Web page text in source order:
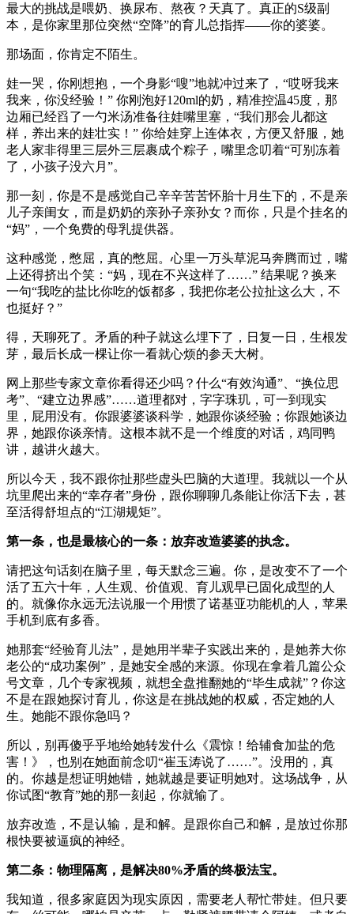
最大的挑战是喂奶、换尿布、熬夜？天真了。真正的S级副
本，是你家里那位突然“空降”的育儿总指挥——你的婆婆。
那场面，你肯定不陌生。
娃一哭，你刚想抱，一个身影“嗖”地就冲过来了，“哎呀我来
我来，你没经验！” 你刚泡好120ml的奶，精准控温45度，那
边厢已经舀了一勺米汤准备往娃嘴里塞，“我们那会儿都这
样，养出来的娃壮实！” 你给娃穿上连体衣，方便又舒服，她
老人家非得里三层外三层裹成个粽子，嘴里念叨着“可别冻着
了，小孩子没六月”。
那一刻，你是不是感觉自己辛辛苦苦怀胎十月生下的，不是亲
儿子亲闺女，而是奶奶的亲孙子亲孙女？而你，只是个挂名的
“妈”，一个免费的母乳提供器。
这种感觉，憋屈，真的憋屈。心里一万头草泥马奔腾而过，嘴
上还得挤出个笑：“妈，现在不兴这样了……” 结果呢？换来
一句“我吃的盐比你吃的饭都多，我把你老公拉扯这么大，不
也挺好？”
得，天聊死了。矛盾的种子就这么埋下了，日复一日，生根发
芽，最后长成一棵让你一看就心烦的参天大树。
网上那些专家文章你看得还少吗？什么“有效沟通”、“换位思
考”、“建立边界感”……道理都对，字字珠玑，可一到现实
里，屁用没有。你跟婆婆谈科学，她跟你谈经验；你跟她谈边
界，她跟你谈亲情。这根本就不是一个维度的对话，鸡同鸭
讲，越讲火越大。
所以今天，我不跟你扯那些虚头巴脑的大道理。我就以一个从
坑里爬出来的“幸存者”身份，跟你聊聊几条能让你活下去，甚
至活得舒坦点的“江湖规矩”。
第一条，也是最核心的一条：放弃改造婆婆的执念。
请把这句话刻在脑子里，每天默念三遍。你，是改变不了一个
活了五六十年，人生观、价值观、育儿观早已固化成型的人
的。就像你永远无法说服一个用惯了诺基亚功能机的人，苹果
手机到底有多香。
她那套“经验育儿法”，是她用半辈子实践出来的，是她养大你
老公的“成功案例”，是她安全感的来源。你现在拿着几篇公众
号文章，几个专家视频，就想全盘推翻她的“毕生成就”？你这
不是在跟她探讨育儿，你这是在挑战她的权威，否定她的人
生。她能不跟你急吗？
所以，别再傻乎乎地给她转发什么《震惊！给辅食加盐的危
害！》，也别在她面前念叨“崔玉涛说了……”。没用的，真
的。你越是想证明她错，她就越是要证明她对。这场战争，从
你试图“教育”她的那一刻起，你就输了。
放弃改造，不是认输，是和解。是跟你自己和解，是放过你那
根快要被逼疯的神经。
第二条：物理隔离，是解决80%矛盾的终极法宝。
我知道，很多家庭因为现实原因，需要老人帮忙带娃。但只要